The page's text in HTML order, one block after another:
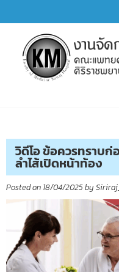
to
content
วิดีโอ ข้อควรทราบก่
ลำไส้เปิดหน้าท้อง
Posted on 18/04/2025by